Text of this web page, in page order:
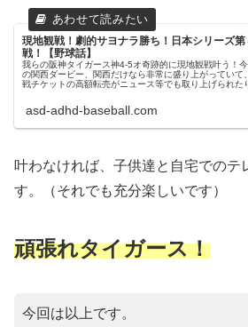
現地観戦！劇的サヨナラ勝ち！日本シリーズ第
戦！【野球話】
我らの阪神タイガース神4-5オ奇跡的に現地観戦叶う！
の関西ダービー、関西だけなら非常に盛り上がっていて
戦チケットの高額転売がニュース等でも取り上げられた
asd-adhd-baseball.com
叶わなければ、子供達と自宅でのテ
す。（それでも充分楽しいです）
頑張れタイガース！
今回は以上です。